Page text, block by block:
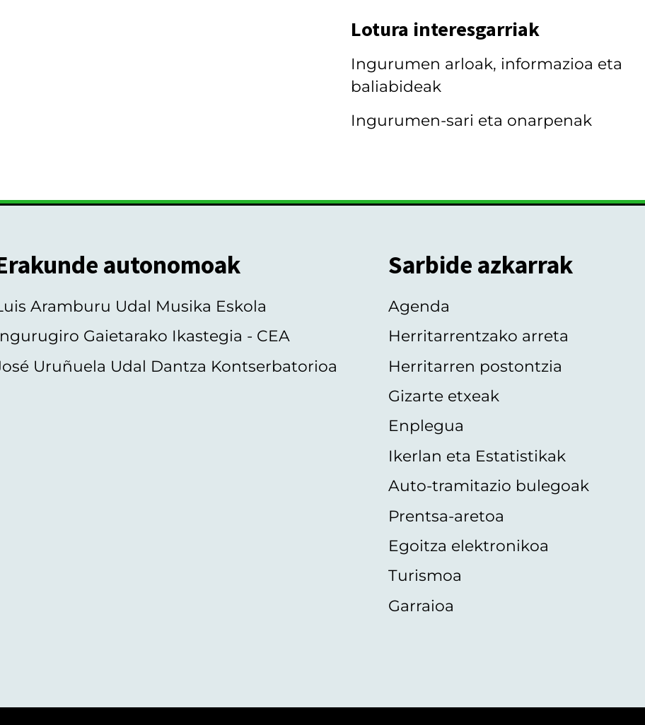
Lotura interesgarriak
Ingurumen arloak, informazioa eta
baliabideak
Ingurumen-sari eta onarpenak
autonomoak
Aramburu Udal Musika Eskola
Gaietarako Ikastegia - CEA
Uruñuela Udal Dantza Kontserbatorioa
Sarbide azkarrak
Agenda
Herritarrentzako arreta
Herritarren postontzia
Gizarte etxeak
Enplegua
Ikerlan eta Estatistikak
Auto-tramitazio bulegoak
Prentsa-aretoa
Egoitza elektronikoa
Turismoa
Garraioa